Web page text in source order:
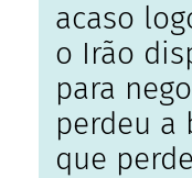
acaso
o Irão
para
perdeu a
que